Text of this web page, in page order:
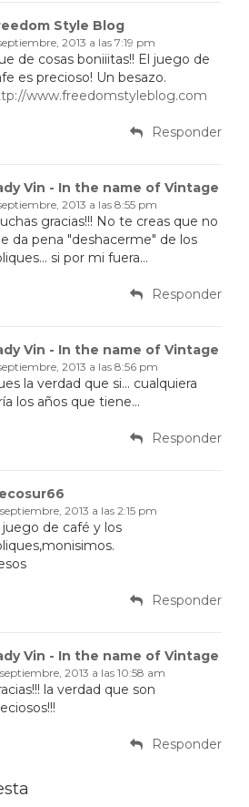
Style Blog
septiembre, 2013 a las 7:19 pm
de cosas boniiitas!! El juego de
es precioso! Un besazo.
www.freedomstyleblog.com
Responder
Vin - In the name of Vintage
septiembre, 2013 a las 8:55 pm
gracias!!! No te creas que no
da pena "deshacerme" de los
si por mi fuera…
Responder
Vin - In the name of Vintage
septiembre, 2013 a las 8:56 pm
la verdad que si… cualquiera
los años que tiene…
Responder
septiembre, 2013 a las 2:15 pm
juego de café y los
Responder
Vin - In the name of Vintage
septiembre, 2013 a las 10:58 am
la verdad que son
Responder